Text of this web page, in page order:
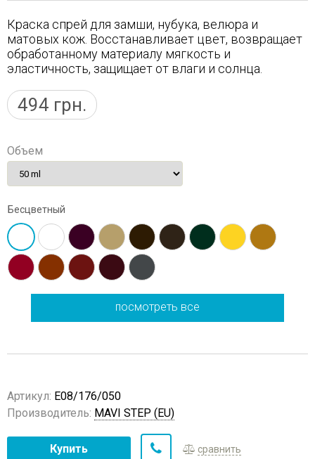
Краска спрей для замши, нубука, велюра и
матовых кож. Восстанавливает цвет, возвращает
обработанному материалу мягкость и
эластичность, защищает от влаги и солнца.
494 грн.
Объем
Бесцветный
посмотреть все
Артикул: E08/176/050
Производитель: MAVI STEP (EU)
Купить сравнить